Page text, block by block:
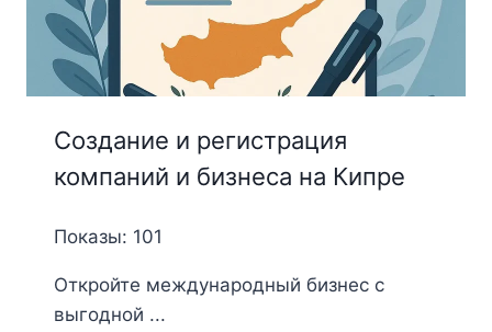
Создание и регистрация
компаний и бизнеса на Кипре
Показы: 101
Откройте международный бизнес с
выгодной ...